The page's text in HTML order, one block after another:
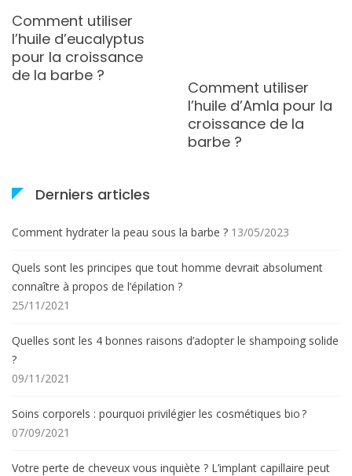
Comment utiliser
l’huile d’eucalyptus
pour la croissance
de la barbe ?
Comment utiliser
l’huile d’Amla pour la
croissance de la
barbe ?
Derniers articles
Comment hydrater la peau sous la barbe ? 13/05/2023
Quels sont les principes que tout homme devrait absolument
connaître à propos de l’épilation ?
25/11/2021
Quelles sont les 4 bonnes raisons d’adopter le shampoing solide
?
09/11/2021
Soins corporels : pourquoi privilégier les cosmétiques bio ?
07/09/2021
Votre perte de cheveux vous inquiète ? L’implant capillaire peut